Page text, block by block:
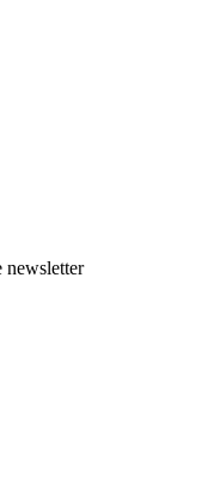
newsletter